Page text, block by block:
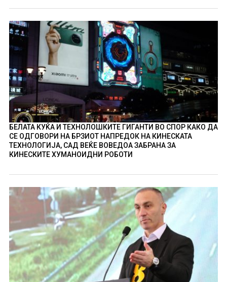
БЕЛАТА КУЌА И ТЕХНОЛОШКИТЕ ГИГАНТИ ВО СПОР КАКО ДА
СЕ ОДГОВОРИ НА БРЗИОТ НАПРЕДОК НА КИНЕСКАТА
ТЕХНОЛОГИЈА, САД ВЕЌЕ ВОВЕДОА ЗАБРАНА ЗА
КИНЕСКИТЕ ХУМАНОИДНИ РОБОТИ